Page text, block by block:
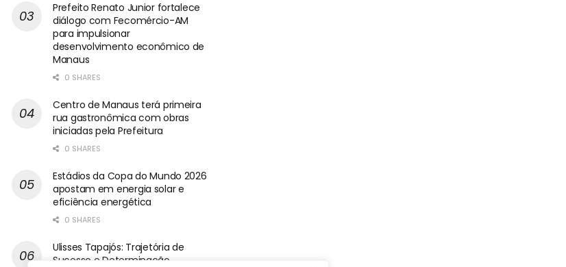
Prefeito Renato Junior fortalece
diálogo com Fecomércio-AM
para impulsionar
desenvolvimento econômico de
Manaus
0 SHARES
Centro de Manaus terá primeira
rua gastronômica com obras
iniciadas pela Prefeitura
0 SHARES
Estádios da Copa do Mundo 2026
apostam em energia solar e
eficiência energética
0 SHARES
Ulisses Tapajós: Trajetória de
Sucesso e Determinação